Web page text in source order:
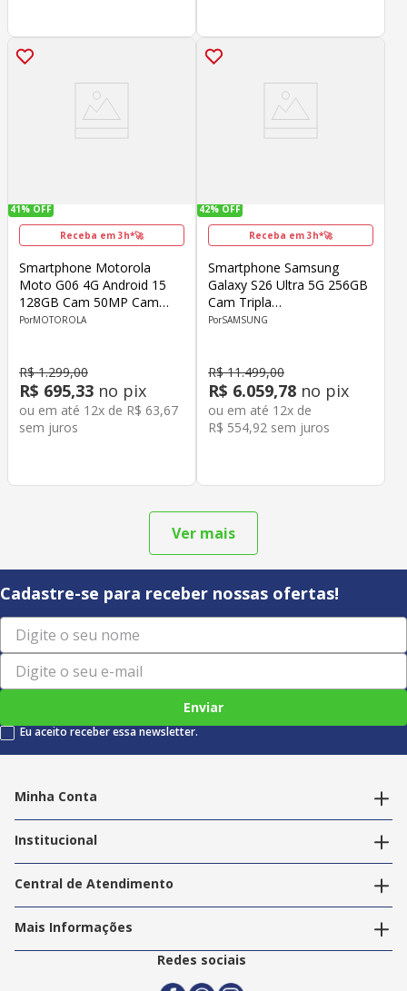
41% OFF
Receba em 3h*🚀
Smartphone Motorola
Moto G06 4G Android 15
128GB Cam 50MP Cam
Front 8MP Octa-Core Tela
MOTOROLA
R$ 1.299,00
R$ 695,33 no pix
ou em até 12x de R$ 63,67
sem juros
42% OFF
Receba em 3h*🚀
Smartphone Samsung
Galaxy S26 Ultra 5G 256GB
Cam Tripla
200MP+50MP+10MP+50MP
Violeta
SAMSUNG
R$ 11.499,00
R$ 6.059,78 no pix
ou em até 12x de
R$ 554,92 sem juros
Cadastre-se para receber nossas ofertas!
Enviar
Eu aceito receber essa newsletter.
Minha Conta
Editar endereços
Institucional
Nossas Lojas
Trabalhe Conosco
Central de Atendimento
Política de Privacidade
Termos e Condições
Politica de Entrega
Mais Informações
2ª Via Nota Fiscal
Redes sociais